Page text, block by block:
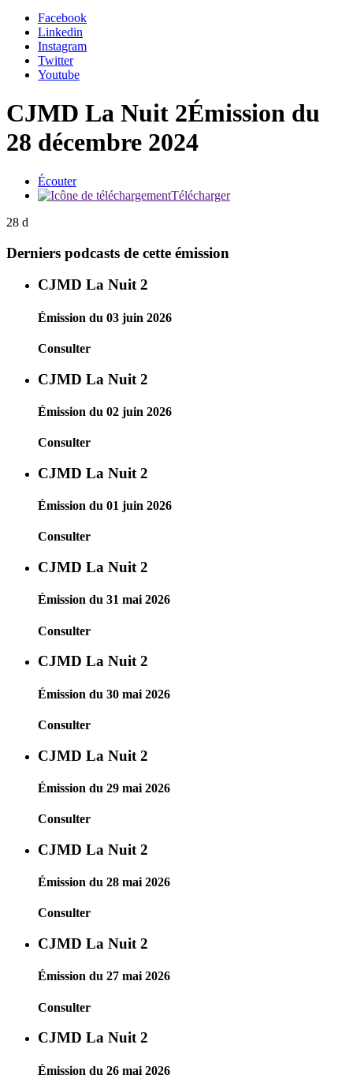
Facebook
Linkedin
Instagram
Twitter
Youtube
CJMD La Nuit 2Émission du
28 décembre 2024
Écouter
Télécharger
28 d
Derniers podcasts de cette émission
CJMD La Nuit 2
Émission du 03 juin 2026
Consulter
CJMD La Nuit 2
Émission du 02 juin 2026
Consulter
CJMD La Nuit 2
Émission du 01 juin 2026
Consulter
CJMD La Nuit 2
Émission du 31 mai 2026
Consulter
CJMD La Nuit 2
Émission du 30 mai 2026
Consulter
CJMD La Nuit 2
Émission du 29 mai 2026
Consulter
CJMD La Nuit 2
Émission du 28 mai 2026
Consulter
CJMD La Nuit 2
Émission du 27 mai 2026
Consulter
CJMD La Nuit 2
Émission du 26 mai 2026